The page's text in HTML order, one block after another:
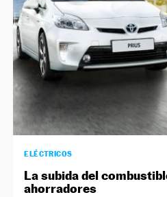
ELÉCTRICOS
La subida del
ahorradores